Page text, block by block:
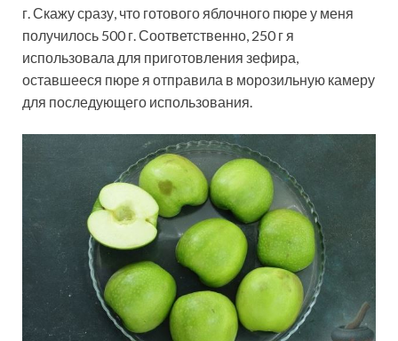
г. Скажу сразу, что готового яблочного пюре у меня
получилось 500 г. Соответственно, 250 г я
использовала для приготовления зефира,
оставшееся пюре я отправила в морозильную камеру
для последующего использования.